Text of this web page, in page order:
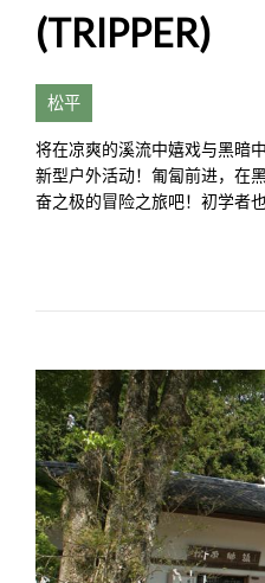
(TRIPPER)
松平
将在凉爽的溪流中嬉戏与黑暗
新型户外活动！匍匐前进，在
奋之极的冒险之旅吧！初学者